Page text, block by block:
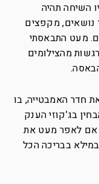
השיחה תהיה
נושאים, מקפצים
מעט התבאסתי
מהצילומים
חדר האמבטייה, בו
בג’קוזי הענק
אם לאפר מעט את
בבריכה הכל